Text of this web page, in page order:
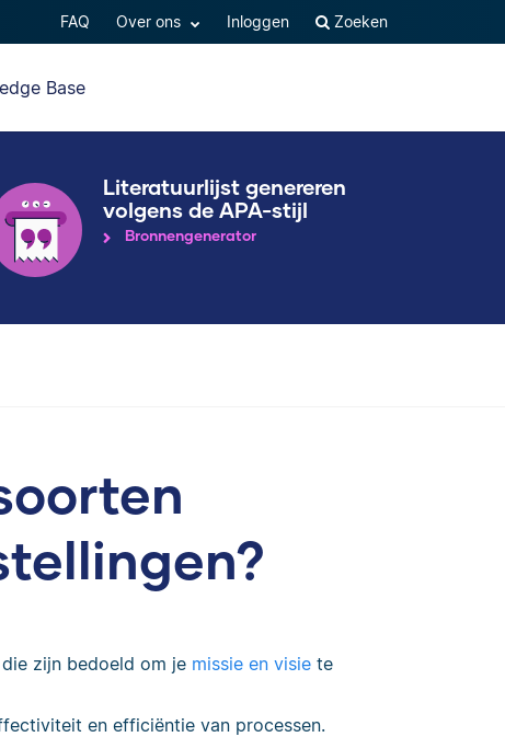
FAQ Over ons Inloggen Zoeken
Base
Literatuurlijst genereren
volgens de APA-stijl
Bronnengenerator
zijn bedoeld om je missie en visie te
en efficiëntie van processen.